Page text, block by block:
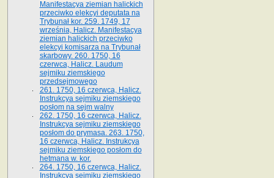
Manifestacya ziemian halickich
przeciwko elekcyi deputata na
Trybunał kor. 259. 1749, 17
września, Halicz. Manifestacya
ziemian halickich przeciwko
elekcyi komisarza na Trybunał
skarbowy. 260. 1750, 16
czerwca, Halicz. Laudum
sejmiku ziemskiego
przedsejmowego
261. 1750, 16 czerwca, Halicz.
Instrukcya sejmiku ziemskiego
posłom na sejm walny
262. 1750, 16 czerwca, Halicz.
Instrukcya sejmiku ziemskiego
posłom do prymasa. 263. 1750,
16 czerwca, Halicz. Instrukcya
sejmiku ziemskiego posłom do
hetmana w. kor.
264. 1750, 16 czerwca, Halicz.
Instrukcya sejmiku ziemskiego